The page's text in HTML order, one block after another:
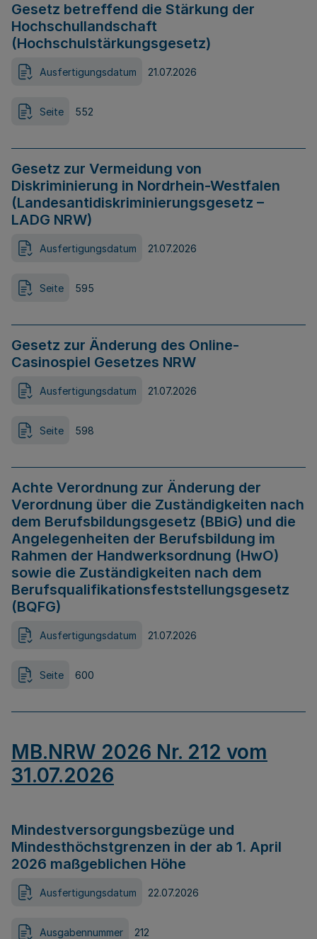
Gesetz betreffend die Stärkung der
Hochschullandschaft
(Hochschulstärkungsgesetz)
Ausfertigungsdatum 21.07.2026
Seite 552
Gesetz zur Vermeidung von
Diskriminierung in Nordrhein-Westfalen
(Landesantidiskriminierungsgesetz –
LADG NRW)
Ausfertigungsdatum 21.07.2026
Seite 595
Gesetz zur Änderung des Online-
Casinospiel Gesetzes NRW
Ausfertigungsdatum 21.07.2026
Seite 598
Achte Verordnung zur Änderung der
Verordnung über die Zuständigkeiten nach
dem Berufsbildungsgesetz (BBiG) und die
Angelegenheiten der Berufsbildung im
Rahmen der Handwerksordnung (HwO)
sowie die Zuständigkeiten nach dem
Berufsqualifikationsfeststellungsgesetz
(BQFG)
Ausfertigungsdatum 21.07.2026
Seite 600
MB.NRW 2026 Nr. 212 vom
31.07.2026
Mindestversorgungsbezüge und
Mindesthöchstgrenzen in der ab 1. April
2026 maßgeblichen Höhe
Ausfertigungsdatum 22.07.2026
Ausgabennummer 212